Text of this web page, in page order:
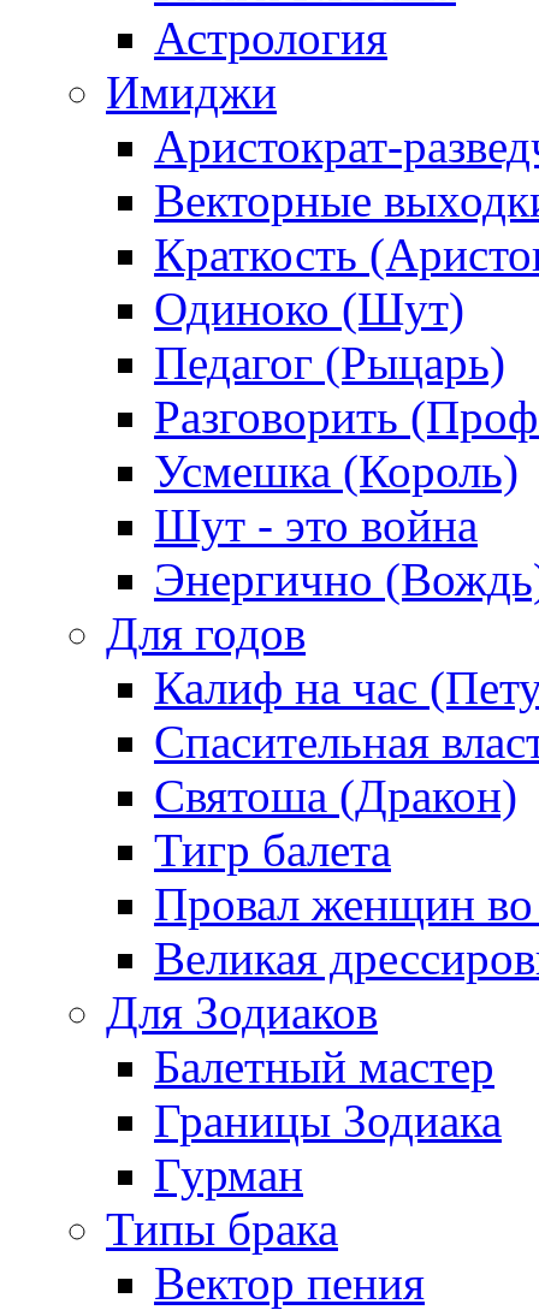
Астрология
Имиджи
Аристократ-
Векторные
Краткость
Одиноко (Шут)
Педагог (Рыцарь)
Разговорить
Усмешка (Король)
Шут - это война
Энергично
Для годов
Калиф на час
Спасительная
Святоша (Дракон)
Тигр балета
Провал женщин во
Великая
Для Зодиаков
Балетный мастер
Границы Зодиака
Гурман
Типы брака
Вектор пения